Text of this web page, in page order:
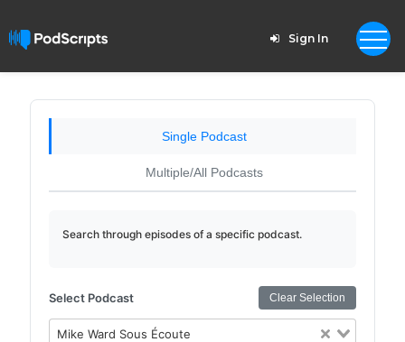
Sign In
Single Podcast
Multiple/All Podcasts
Search through episodes of a specific podcast.
Select Podcast Clear Selection
Mike Ward Sous Écoute